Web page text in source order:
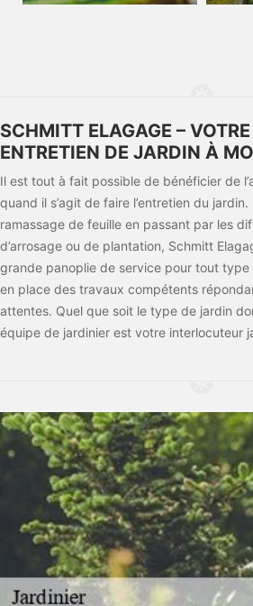
SCHMITT ELAGAGE –
ENTRETIEN DE JARDIN À
Il est tout à fait possible de bénéficier de
quand il s’agit de faire l’entretien du
ramassage de feuille en passant par les
d’arrosage ou de plantation, Schmitt
grande panoplie de service pour tout
en place des travaux compétents
attentes. Quel que soit le type de jardin
équipe de jardinier est votre interlocuteur